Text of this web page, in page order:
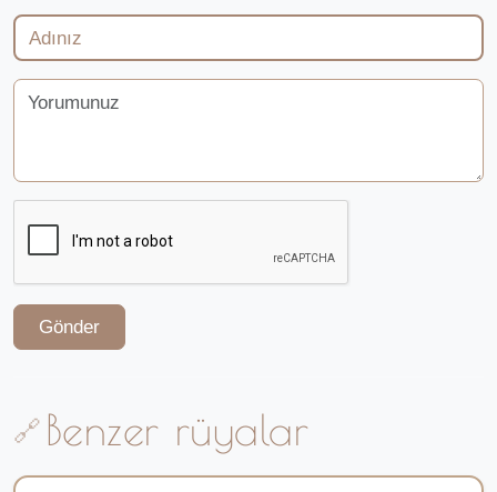
Gönder
Benzer rüyalar